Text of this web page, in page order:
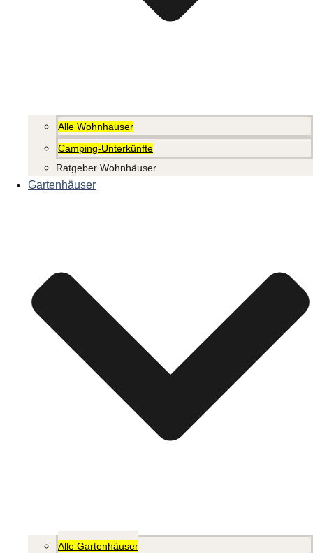
Alle Wohnhäuser
Camping-Unterkünfte
Ratgeber Wohnhäuser
Gartenhäuser
Alle Gartenhäuser